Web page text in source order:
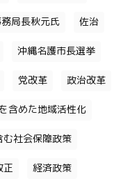
局長秋元氏 佐治
沖縄名護市長選挙
党改革 政治改革
含めた地域活性化
む社会保障政策
正 経済政策